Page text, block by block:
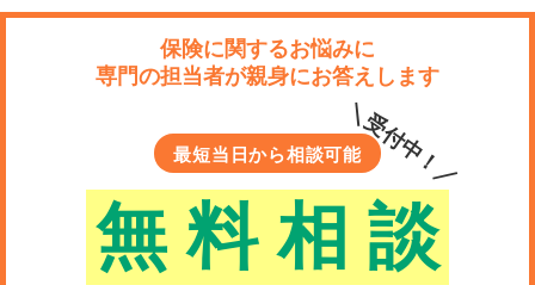
保険に関するお悩みに
専門の担当者が親身にお答えします
最短当日から相談可能
無 料 相 談
＼受付中！／